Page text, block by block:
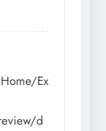
Ex
d